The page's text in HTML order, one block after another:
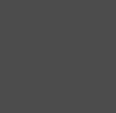
Arômes :
Disponible